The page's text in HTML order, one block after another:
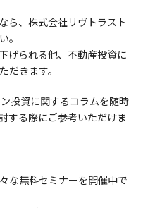
ら、株式会社リヴトラスト
。
げられる他、不動産投資に
だきます。
投資に関するコラムを随時
する際にご参考いただけま
な無料セミナーを開催中で